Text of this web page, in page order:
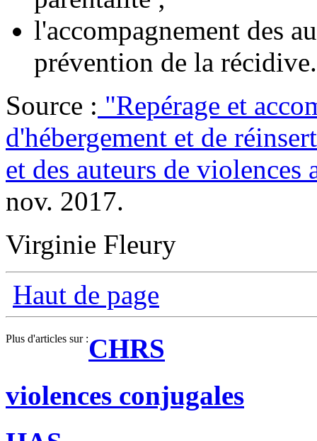
l'accompagnement des
prévention de la récidive.
Source : "Repérage et
d'hébergement et de
et des auteurs de violences
nov. 2017.
Virginie Fleury
Haut de page
Plus d'articles sur :CHRS
violences conjugales